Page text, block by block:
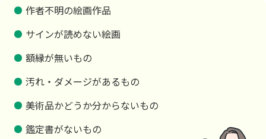
作者不明の絵画作品
サインが読めない絵画
額縁が無いもの
汚れ・ダメージがあるもの
美術品かどうか分からないもの
鑑定書がないもの